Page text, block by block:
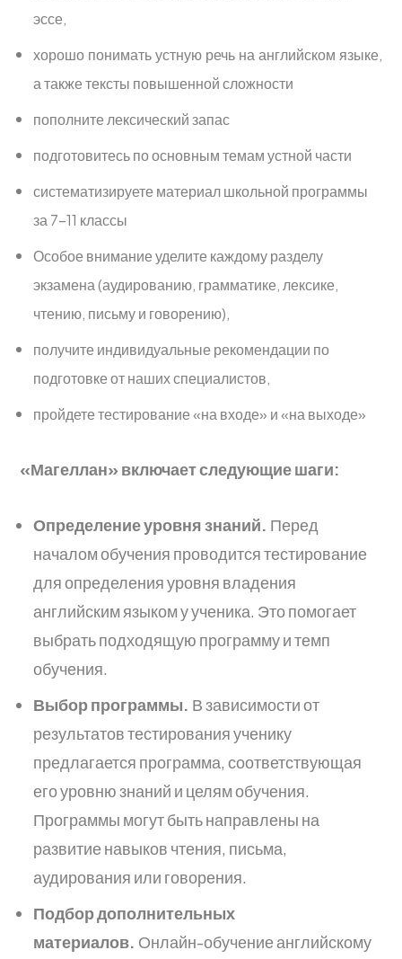
эссе,
хорошо понимать устную речь на английском языке,
а также тексты повышенной сложности
пополните лексический запас
подготовитесь по основным темам устной части
систематизируете материал школьной программы
за 7-11 классы
Особое внимание уделите каждому разделу
экзамена (аудированию, грамматике, лексике,
чтению, письму и говорению),
получите индивидуальные рекомендации по
подготовке от наших специалистов,
пройдете тестирование «на входе» и «на выходе»
«Магеллан» включает следующие шаги:
Определение уровня знаний. Перед
началом обучения проводится тестирование
для определения уровня владения
английским языком у ученика. Это помогает
выбрать подходящую программу и темп
обучения.
Выбор программы. В зависимости от
результатов тестирования ученику
предлагается программа, соответствующая
его уровню знаний и целям обучения.
Программы могут быть направлены на
развитие навыков чтения, письма,
аудирования или говорения.
Подбор дополнительных
материалов. Онлайн-обучение английскому